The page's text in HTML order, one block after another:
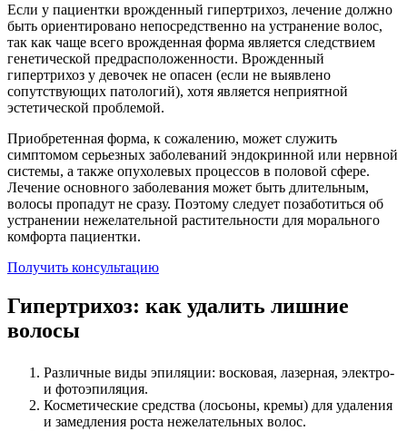
Если у пациентки врожденный гипертрихоз, лечение должно
быть ориентировано непосредственно на устранение волос,
так как чаще всего врожденная форма является следствием
генетической предрасположенности. Врожденный
гипертрихоз у девочек не опасен (если не выявлено
сопутствующих патологий), хотя является неприятной
эстетической проблемой.
Приобретенная форма, к сожалению, может служить
симптомом серьезных заболеваний эндокринной или нервной
системы, а также опухолевых процессов в половой сфере.
Лечение основного заболевания может быть длительным,
волосы пропадут не сразу. Поэтому следует позаботиться об
устранении нежелательной растительности для морального
комфорта пациентки.
Получить консультацию
Гипертрихоз: как удалить лишние
волосы
Различные виды эпиляции: восковая, лазерная, электро-
и фотоэпиляция.
Косметические средства (лосьоны, кремы) для удаления
и замедления роста нежелательных волос.